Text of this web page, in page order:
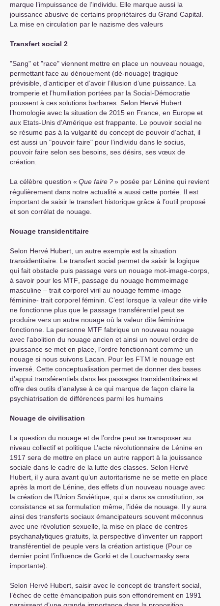
marque l’impuissance de l’individu. Elle marque aussi la
jouissance abusive de certains propriétaires du Grand Capital.
La mise en circulation par le nazisme des valeurs
Transfert social 2
"Sang" et "race" viennent mettre en place un nouveau nouage,
permettant face au dénouement (dé-nouage) tragique
prévisible, d’anticiper et d’avoir l’illusion d’une puissance. La
tromperie et l’humiliation portées par la Social-Démocratie
poussent à ces solutions barbares. Selon Hervé Hubert
l’homologie avec la situation de 2015 en France, en Europe et
aux Etats-Unis d’Amérique est frappante. Le pouvoir social ne
se résume pas à la vulgarité du concept de pouvoir d’achat, il
est aussi un "pouvoir faire" pour l’individu dans le socius,
pouvoir faire selon ses besoins, ses désirs, ses vœux de
création.
La célèbre question « Que faire ?» posée par Lénine qui revient
régulièrement dans notre actualité a aussi cette portée. Il est
important de saisir le transfert historique grâce à l’outil proposé
et son corrélat de nouage.
Nouage transidentitaire
Selon Hervé Hubert, un autre exemple est la situation
transidentitaire. Le transfert social permet de saisir la logique
qui fait obstacle puis passage vers un nouage mot-image-corps,
à savoir pour les MTF , passage du nouage hommeimage
masculine – trait corporel viril au nouage femme-image
féminine- trait corporel féminin. C’est lorsque la valeur dite virile
ne fonctionne plus que le passage transférentiel peut se
produire vers un autre nouage où la valeur dite féminine
fonctionne. La personne MTF fabrique un nouveau nouage
avec l’abolition du nouage ancien et ainsi un nouvel ordre de
jouissance se met en place, l’ordre fonctionnant comme un
nouage si nous suivons Lacan. Pour les FTM le nouage est
inversé. Cette conceptualisation permet de donner des bases
d’appui transférentiels dans les passages transidentitaires et
offre des outils d’analyse à ce qui marque de façon claire la
psychiatrisation de différences parmi les humains
Nouage de civilisation
La question du nouage et de l’ordre peut se transposer au
niveau collectif et politique L’acte révolutionnaire de Lénine en
1917 sera de mettre en place un autre rapport à la jouissance
sociale dans le cadre de la lutte des classes. Selon Hervé
Hubert, il y aura avant qu’un autoritarisme ne se mette en place
après la mort de Lénine, des effets d’un nouveau nouage avec
la création de l’Union Soviétique, qui a dans sa constitution, sa
consistance et sa formulation même, l’idée de nouage. Il y aura
ainsi des transferts sociaux émancipateurs souvent méconnus
avec une révolution sexuelle, la mise en place de centres
psychanalytiques gratuits, la perspective d’inventer un rapport
transférentiel de peuple vers la création artistique (Pour ce
dernier point l’influence de Gorki et de Loucharnasky sera
importante).
Selon Hervé Hubert, saisir avec le concept de transfert social,
l’échec de cette émancipation puis son effondrement en 1991